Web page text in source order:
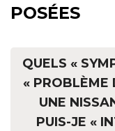
POSÉES
QUELS «
« PROBLÈME
UNE
PUIS-JE «